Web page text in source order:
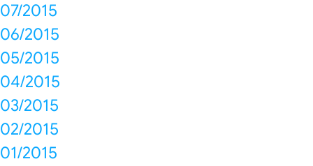
07/2015
06/2015
05/2015
04/2015
03/2015
02/2015
01/2015